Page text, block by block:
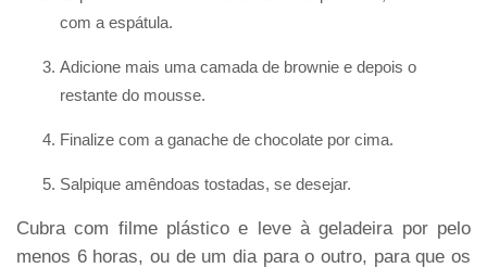
com a espátula.
Adicione mais uma camada de brownie e depois o
restante do mousse.
Finalize com a ganache de chocolate por cima.
Salpique amêndoas tostadas, se desejar.
Cubra com filme plástico e leve à geladeira por pelo
menos 6 horas, ou de um dia para o outro, para que os